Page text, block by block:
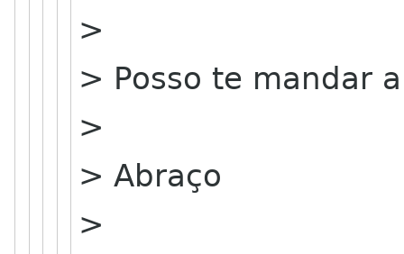
>
> Posso te mandar
>
> Abraço
>